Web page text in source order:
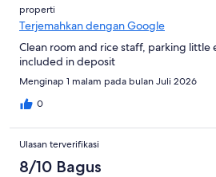
properti
Terjemahkan dengan Google
Clean room and rice staff, parking little
included in deposit
Menginap 1 malam pada bulan Juli 2026
0
Ulasan terverifikasi
8/10 Bagus